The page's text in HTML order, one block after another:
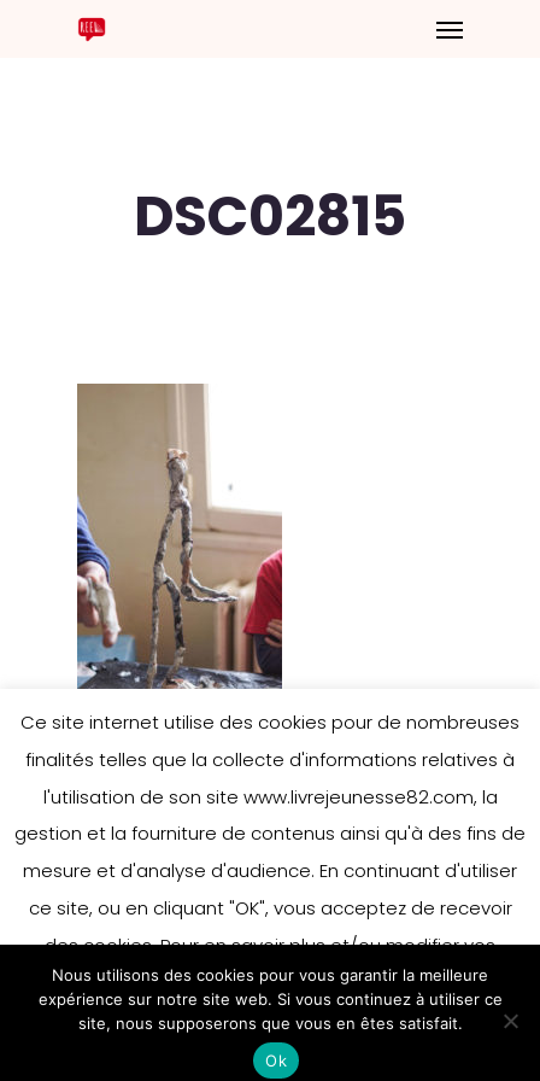
DSC02815
Ce site internet utilise des cookies pour de nombreuses
finalités telles que la collecte d'informations relatives à
l'utilisation de son site www.livrejeunesse82.com, la
gestion et la fourniture de contenus ainsi qu'à des fins de
mesure et d'analyse d'audience. En continuant d'utiliser
ce site, ou en cliquant "OK", vous acceptez de recevoir
des cookies. Pour en savoir plus et/ou modifier vos
préférences en matière de cookies, merci de vous référer
à notre politique sur les cookies.
Accepter
En savoir plus
Nous utilisons des cookies pour vous garantir la meilleure
expérience sur notre site web. Si vous continuez à utiliser ce
site, nous supposerons que vous en êtes satisfait.
Ok